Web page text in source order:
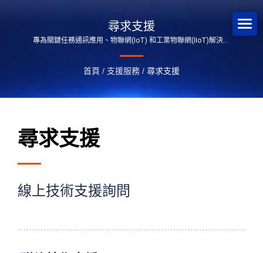
尋求支援
專為關鍵任務通訊應用、物聯網(IoT) 和工業物聯網(IIoT)解決方
首頁 / 支援服務 / 尋求支援
尋求支援
線上技術支援詢問